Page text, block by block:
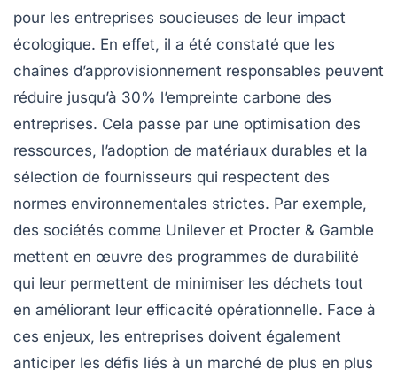
pour les entreprises soucieuses de leur impact
écologique. En effet, il a été constaté que les
chaînes d’approvisionnement responsables peuvent
réduire jusqu’à 30% l’empreinte carbone des
entreprises. Cela passe par une optimisation des
ressources, l’adoption de matériaux durables et la
sélection de fournisseurs qui respectent des
normes environnementales strictes. Par exemple,
des sociétés comme Unilever et Procter & Gamble
mettent en œuvre des programmes de durabilité
qui leur permettent de minimiser les déchets tout
en améliorant leur efficacité opérationnelle. Face à
ces enjeux, les entreprises doivent également
anticiper les défis liés à un marché de plus en plus